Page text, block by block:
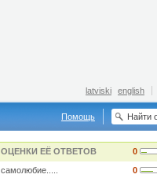
latviski english
Помощь
ОЦЕНКИ ЕЁ ОТВЕТОВ 0
самолюбие..... 0